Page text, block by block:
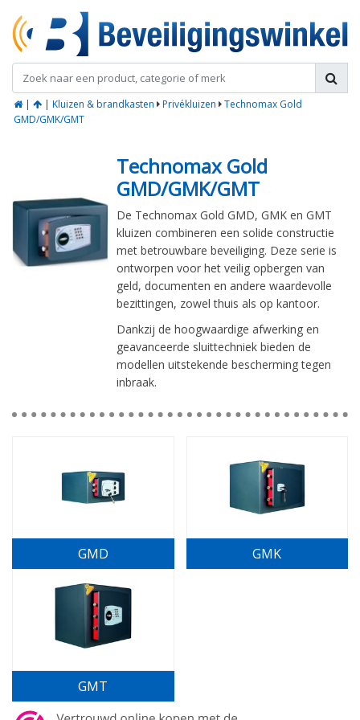
| | Kluizen & brandkasten Privékluizen
Technomax Gold
GMD/GMK/GMT
Technomax Gold
GMD/GMK/GMT
De Technomax Gold GMD, GMK en GMT
kluizen combineren een solide constructie
met betrouwbare beveiliging. Deze serie is
ontworpen voor het veilig opbergen van
geld, documenten en andere waardevolle
bezittingen, zowel thuis als op kantoor.
Dankzij de hoogwaardige afwerking en
geavanceerde sluittechniek bieden de
modellen uitstekende bescherming tegen
inbraak.
GMD GMK
GMT